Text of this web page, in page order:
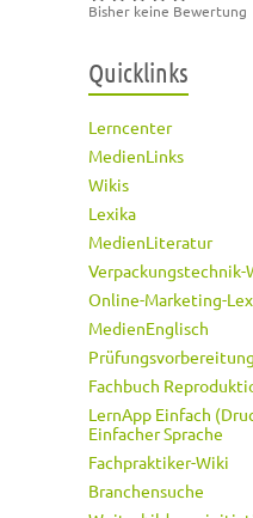
Bisher keine Bewertung
Quicklinks
Lerncenter
MedienLinks
Wikis
Lexika
MedienLiteratur
Verpackungstechnik-
Online-Marketing-
MedienEnglisch
Prüfungsvorbereitung
Fachbuch
LernApp Einfach
Einfacher Sprache
Fachpraktiker-Wiki
Branchensuche